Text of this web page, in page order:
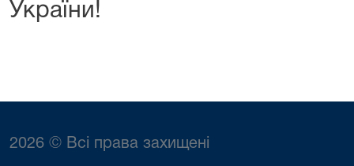
України!
2026 © Всі права захищені